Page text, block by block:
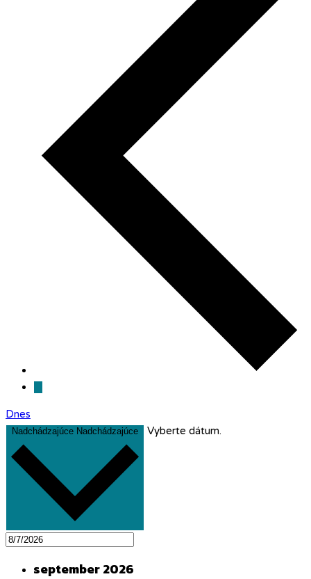
Dnes
Nadchádzajúce Nadchádzajúce Vyberte dátum.
september 2026